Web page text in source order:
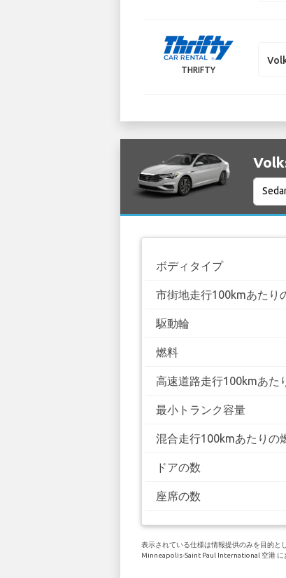
THRIFTY
ボディタイプ
市街地走行100kmあたり
駆動輪
燃料
高速道路走行100kmあた
最小トランク容量
混合走行100kmあたりの
ドアの数
座席の数
表示されている仕様は情報提供のみを目的と
Minneapolis-Saint Paul International 空港 に